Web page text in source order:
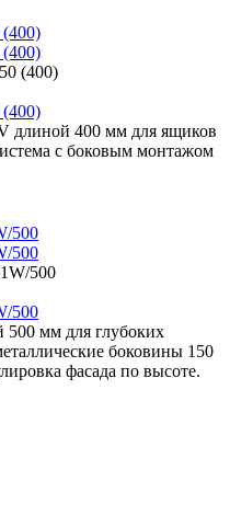
длиной 400 мм для ящиков
с боковым монтажом
500
500
500
500 мм для глубоких
боковины 150
фасада по высоте.